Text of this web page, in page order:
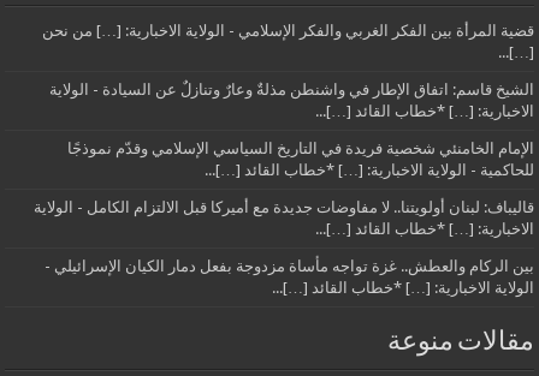
قضية المرأة بين الفكر الغربي والفكر الإسلامي - الولاية الاخبارية: […] من نحن
[…]...
الشيخ قاسم: اتفاق الإطار في واشنطن مذلةٌ وعارٌ وتنازلٌ عن السيادة - الولاية
الاخبارية: […] *خطاب القائد […]...
الإمام الخامنئي شخصية فريدة في التاريخ السياسي الإسلامي وقدّم نموذجًا
للحاكمية - الولاية الاخبارية: […] *خطاب القائد […]...
قاليباف: لبنان أولويتنا.. لا مفاوضات جديدة مع أميركا قبل الالتزام الكامل - الولاية
الاخبارية: […] *خطاب القائد […]...
بين الركام والعطش.. غزة تواجه مأساة مزدوجة بفعل دمار الكيان الإسرائيلي -
الولاية الاخبارية: […] *خطاب القائد […]...
مقالات منوعة